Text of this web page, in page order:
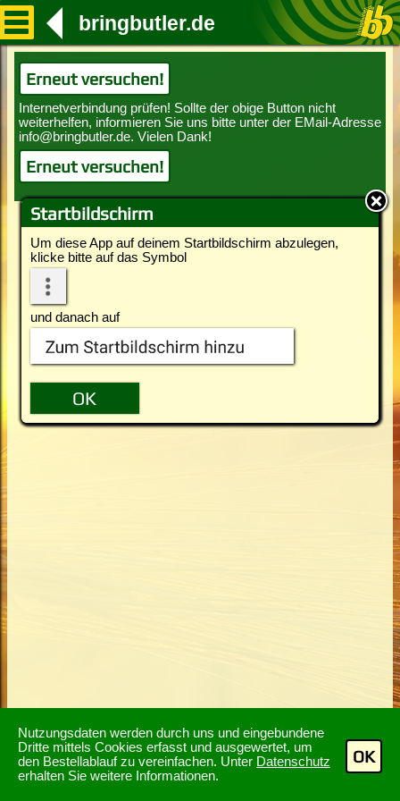
Nutzungsdaten werden durch uns und eingebundene
Dritte mittels Cookies erfasst und ausgewertet, um
den Bestellablauf zu vereinfachen. Unter Datenschutz
erhalten Sie weitere Informationen.
OK
Startbildschirm
Um diese App auf deinem Startbildschirm abzulegen,
klicke bitte auf das Symbol
und danach auf
bringbutler.de
Erneut versuchen!
Erneut versuchen!